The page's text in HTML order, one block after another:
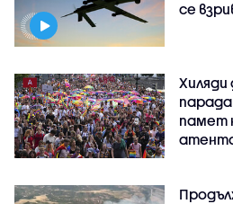
се
Хиляди
парада
памет